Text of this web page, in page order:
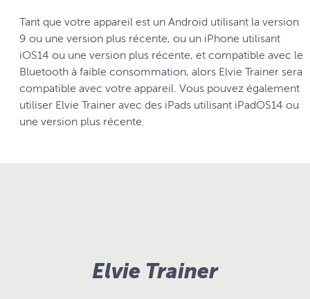
Tant que votre appareil est un Android utilisant la version
9 ou une version plus récente, ou un iPhone utilisant
iOS14 ou une version plus récente, et compatible avec le
Bluetooth à faible consommation, alors Elvie Trainer sera
compatible avec votre appareil. Vous pouvez également
utiliser Elvie Trainer avec des iPads utilisant iPadOS14 ou
une version plus récente.
Elvie Trainer